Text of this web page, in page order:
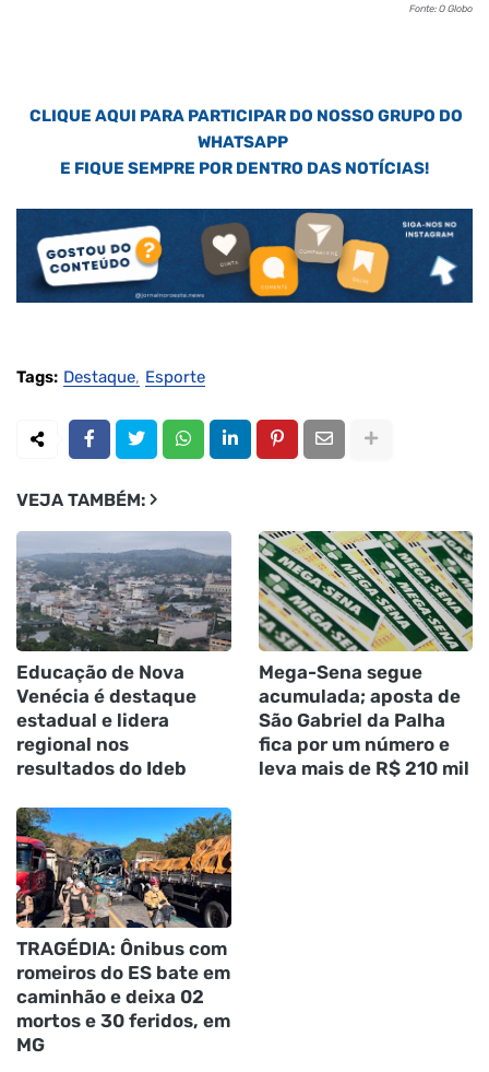
Fonte: O Globo
CLIQUE AQUI PARA PARTICIPAR DO NOSSO GRUPO DO
WHATSAPP
E FIQUE SEMPRE POR DENTRO DAS NOTÍCIAS!
Tags: Destaque Esporte
VEJA TAMBÉM:
Educação de Nova
Venécia é destaque
estadual e lidera
regional nos
resultados do Ideb
Mega-Sena segue
acumulada; aposta de
São Gabriel da Palha
fica por um número e
leva mais de R$ 210 mil
TRAGÉDIA: Ônibus com
romeiros do ES bate em
caminhão e deixa 02
mortos e 30 feridos, em
MG